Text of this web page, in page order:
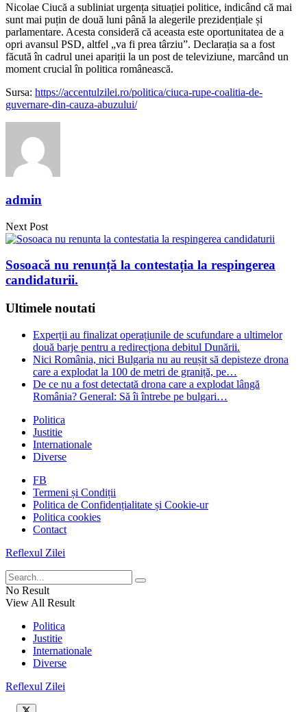
Nicolae Ciucă a subliniat urgența situației politice, indicând că mai
sunt mai puțin de două luni până la alegerile prezidențiale și
parlamentare. Acesta consideră că aceasta este oportunitatea de a
opri avansul PSD, altfel „va fi prea târziu”. Declarația sa a fost
făcută în cadrul unei apariții la un post de televiziune, marcând un
moment crucial în politica românească.
Sursa: https://accentulzilei.ro/politica/ciuca-rupe-coalitia-de-
guvernare-din-cauza-abuzului/
admin
Next Post
Sosoacă nu renunță la contestația la respingerea
candidaturii.
Ultimele noutati
Experții au finalizat operațiunile de scufundare a ultimelor
două barje pentru a redirecționa debitul Dunării.
Nici România, nici Bulgaria nu au reușit să depisteze drona
care a explodat la 100 de metri de graniță, pe…
De ce nu a fost detectată drona care a explodat lângă
România? General: Să îi întrebe pe bulgari…
Politica
Justitie
Internationale
Diverse
FB
Termeni și Condiții
Politica de Confidențialitate și Cookie-ur
Politica cookies
Contact
Reflexul Zilei
No Result
View All Result
Politica
Justitie
Internationale
Diverse
Reflexul Zilei